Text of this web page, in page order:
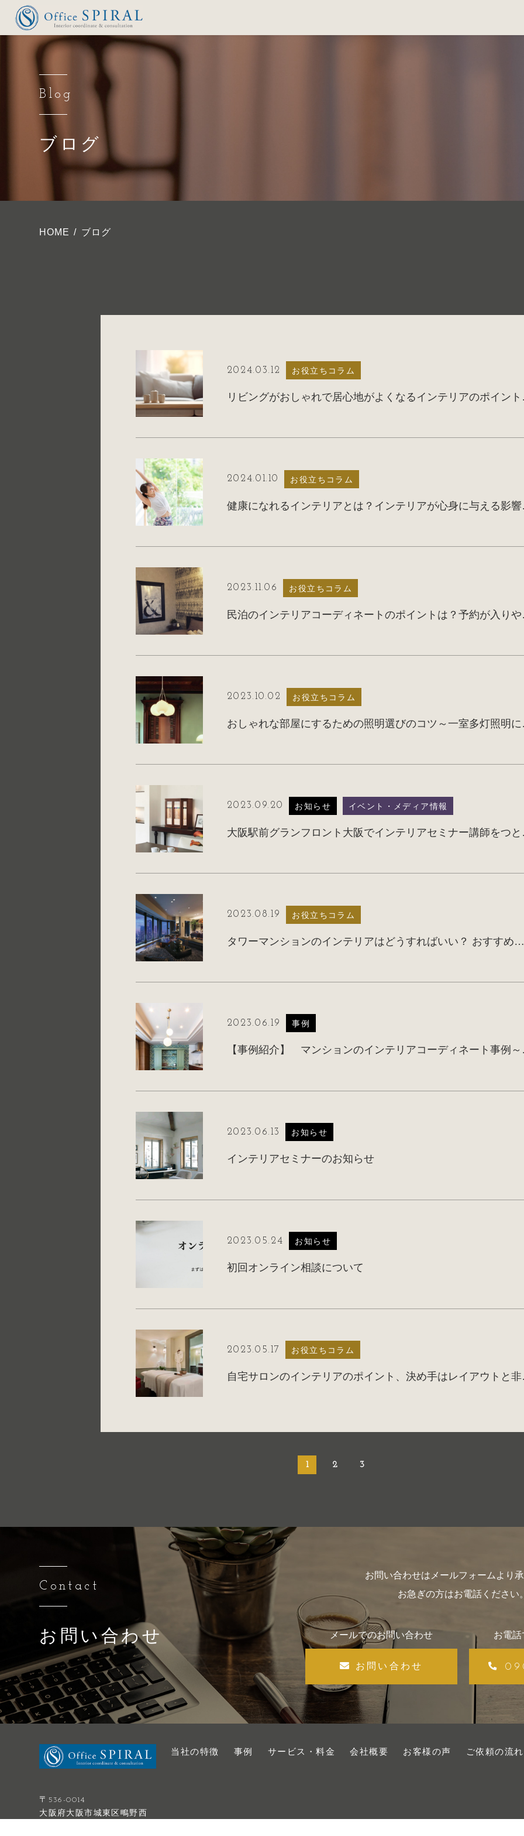
Blog
ブログ
HOME ブログ
2024.03.12 お役立ちコラム
リビン
2024.01.10 お役立ちコラム
健康にな
2023.11.06 お役立ちコラム
民泊のインテ
2023.10.02 お役立ちコラム
おしゃれな
2023.09.20 お知らせ イベント・メディア情報
大阪駅
2023.08.19 お役立ちコラム
タワーマンションのインテリアはどうすればいい？ おすすめアイデアを家族構成別に紹介
2023.06.19 事例
【事例紹介】
2023.06.13 お知らせ
インテリアセミナーのお知らせ
2023.05.24 お知らせ
初回オンライン相談について
2023.05.17 お役立ちコラム
自宅サ
1 2 3
Contact
お問い合わせ
お問い合わせはメールフォームより承
お急ぎの方はお電話ください。
メールでのお問い合わせ
お問い合わせ
お電
〒536-0014
大阪府大阪市城東区鴫野西
当社の特徴 事例 サービス・料金 会社概要 お客様の声 ご依頼の流れ